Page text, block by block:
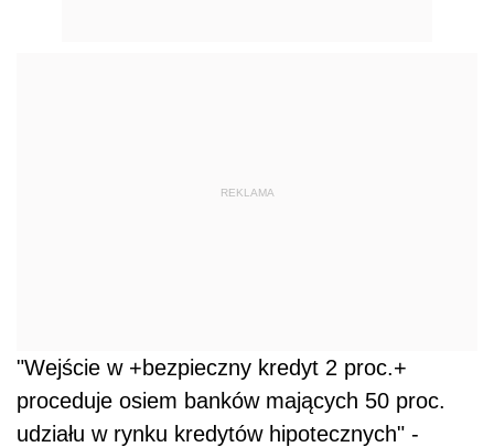
REKLAMA
"Wejście w +bezpieczny kredyt 2 proc.+
proceduje osiem banków mających 50 proc.
udziału w rynku kredytów hipotecznych" -